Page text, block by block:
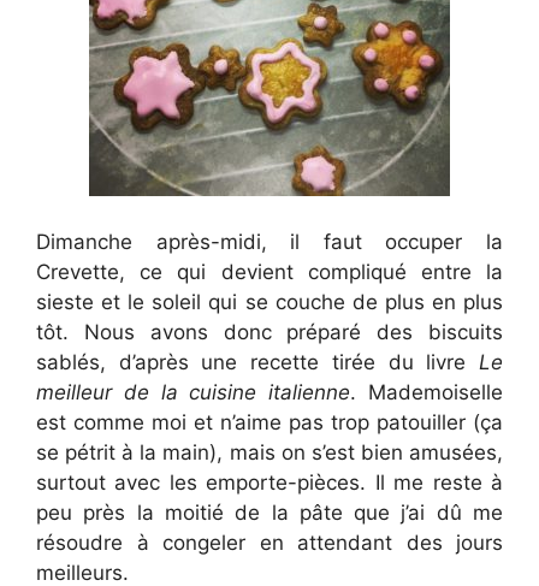
Dimanche après-midi, il faut occuper la
Crevette, ce qui devient compliqué entre la
sieste et le soleil qui se couche de plus en plus
tôt. Nous avons donc préparé des biscuits
sablés, d’après une recette tirée du livre Le
meilleur de la cuisine italienne. Mademoiselle
est comme moi et n’aime pas trop patouiller (ça
se pétrit à la main), mais on s’est bien amusées,
surtout avec les emporte-pièces. Il me reste à
peu près la moitié de la pâte que j’ai dû me
résoudre à congeler en attendant des jours
meilleurs.